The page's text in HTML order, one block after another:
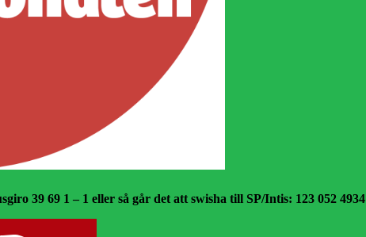
39 69 1 – 1 eller så går det att swisha till SP/Intis: 123 052 4934